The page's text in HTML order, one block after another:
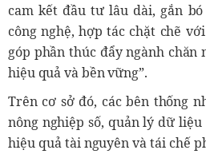
cam kết đầu tư lâu dài, gắn
công nghệ, hợp tác chặt chẽ
góp phần thúc đẩy ngành
hiệu quả và bền vững”.
Trên cơ sở đó, các bên thống
nông nghiệp số, quản lý dữ
hiệu quả tài nguyên và tái chế